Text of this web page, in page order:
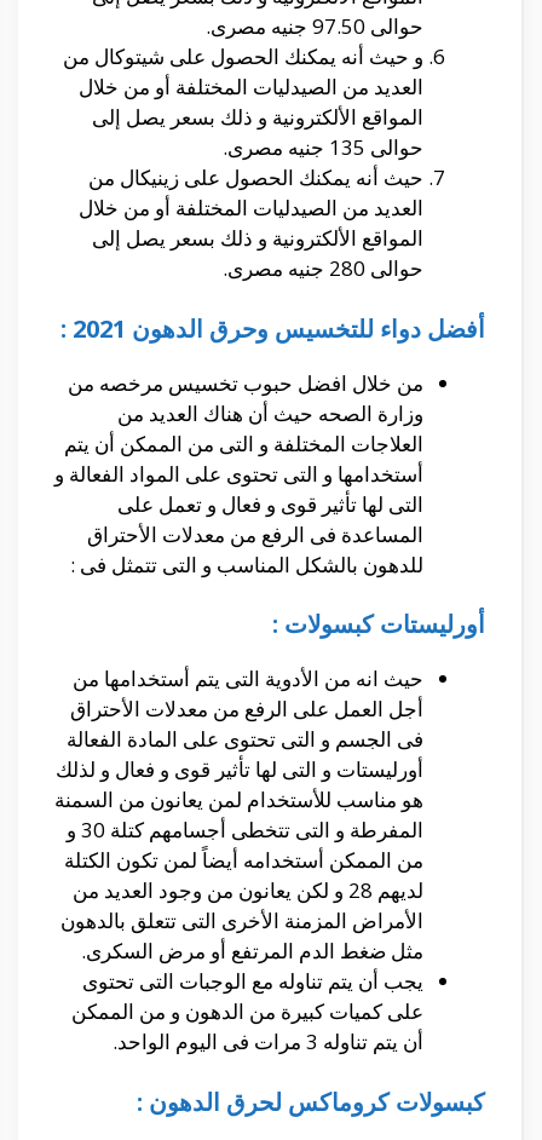
حوالى 97.50 جنيه مصرى.
و حيث أنه يمكنك الحصول على شيتوكال من
العديد من الصيدليات المختلفة أو من خلال
المواقع الألكترونية و ذلك بسعر يصل إلى
حوالى 135 جنيه مصرى.
حيث أنه يمكنك الحصول على زينيكال من
العديد من الصيدليات المختلفة أو من خلال
المواقع الألكترونية و ذلك بسعر يصل إلى
حوالى 280 جنيه مصرى.
أفضل دواء للتخسيس وحرق الدهون 2021 :
من خلال افضل حبوب تخسيس مرخصه من
وزارة الصحه حيث أن هناك العديد من
العلاجات المختلفة و التى من الممكن أن يتم
أستخدامها و التى تحتوى على المواد الفعالة و
التى لها تأثير قوى و فعال و تعمل على
المساعدة فى الرفع من معدلات الأحتراق
للدهون بالشكل المناسب و التى تتمثل فى :
أورليستات كبسولات :
حيث انه من الأدوية التى يتم أستخدامها من
أجل العمل على الرفع من معدلات الأحتراق
فى الجسم و التى تحتوى على المادة الفعالة
أورليستات و التى لها تأثير قوى و فعال و لذلك
هو مناسب للأستخدام لمن يعانون من السمنة
المفرطة و التى تتخطى أجسامهم كتلة 30 و
من الممكن أستخدامه أيضاً لمن تكون الكتلة
لديهم 28 و لكن يعانون من وجود العديد من
الأمراض المزمنة الأخرى التى تتعلق بالدهون
مثل ضغط الدم المرتفع أو مرض السكرى.
يجب أن يتم تناوله مع الوجبات التى تحتوى
على كميات كبيرة من الدهون و من الممكن
أن يتم تناوله 3 مرات فى اليوم الواحد.
كبسولات كروماكس لحرق الدهون :